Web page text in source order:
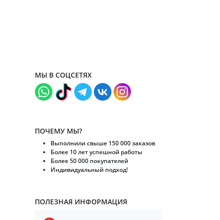
МЫ В СОЦСЕТЯХ
ПОЧЕМУ МЫ?
Выполнили свыше 150 000 заказов
Более 10 лет успешной работы
Более 50 000 покупателей
Индивидуальный подход!
ПОЛЕЗНАЯ ИНФОРМАЦИЯ